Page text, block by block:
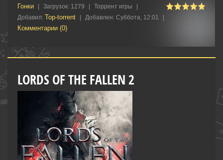
Гонки‎ Загрузок: 1279 Торрент игры
Добавил: Top-torrent Добавлен: Суббота, 12:01
Комментарии (0)
LORDS OF THE FALLEN 2